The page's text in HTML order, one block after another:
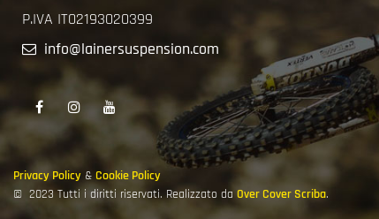
P.IVA IT02193020399
info@lainersuspension.com
Privacy Policy & Cookie Policy
© 2023 Tutti i diritti riservati. Realizzato da Over Cover Scriba.